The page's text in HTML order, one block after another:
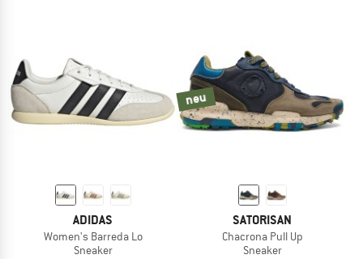
ADIDAS
Women's Barreda Lo
Sneaker
neu
SATORISAN
Chacrona Pull Up
Sneaker